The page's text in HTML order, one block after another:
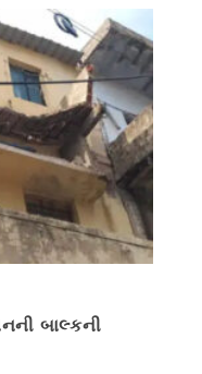
બાલ્કની